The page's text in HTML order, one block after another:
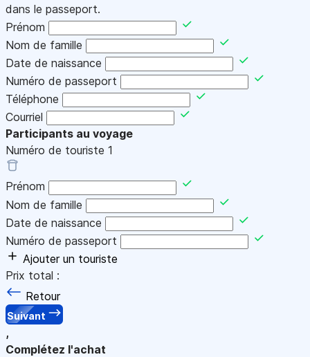
dans le passeport.
Prénom
Nom de famille
Date de naissance
Numéro de passeport
Téléphone
Courriel
Participants au voyage
Numéro de touriste 1
Prénom
Nom de famille
Date de naissance
Numéro de passeport
Ajouter un touriste
Prix total :
Retour
Suivant
,
Complétez l'achat